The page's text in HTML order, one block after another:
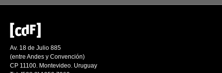
Av. 18 de Julio 885
(entre Andes y Convención)
CP 11100. Montevideo. Uruguay